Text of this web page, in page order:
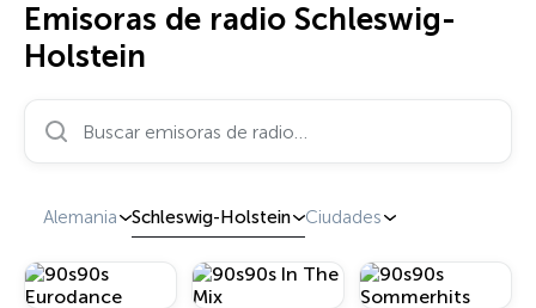
Emisoras de radio Schleswig-
Holstein
Buscar emisoras de radio…
Alemania Schleswig-Holstein Ciudades